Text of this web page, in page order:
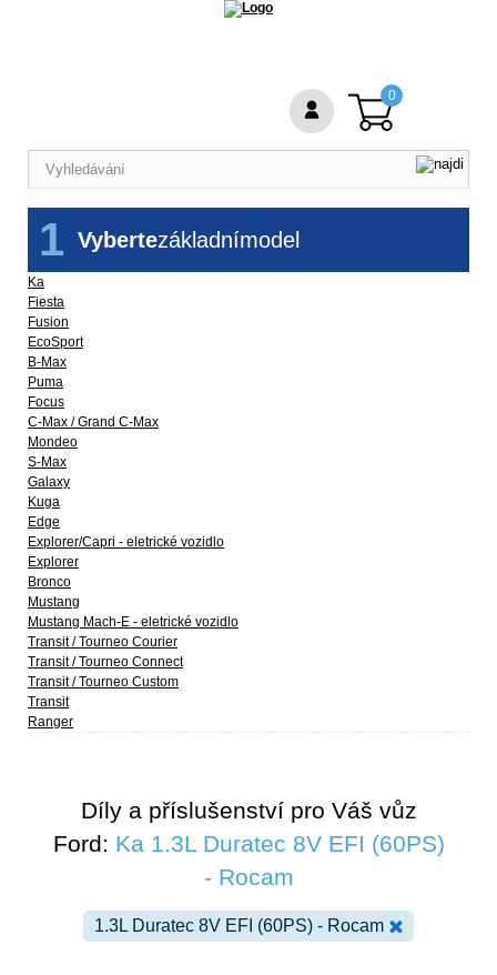
Vybertezákladnímodel
1
Ka
Fiesta
Fusion
EcoSport
B-Max
Puma
Focus
C-Max / Grand C-Max
Mondeo
S-Max
Galaxy
Kuga
Edge
Explorer/Capri - eletrické vozidlo
Explorer
Bronco
Mustang
Mustang Mach-E - eletrické vozidlo
Transit / Tourneo Courier
Transit / Tourneo Connect
Transit / Tourneo Custom
Transit
Ranger
Díly a příslušenství pro Váš vůz
Ford: Ka 1.3L Duratec 8V EFI (60PS)
- Rocam
1.3L Duratec 8V EFI (60PS) - Rocam
0